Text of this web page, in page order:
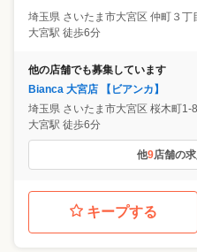
埼玉県 さいたま市大宮区 仲町３丁
大宮駅 徒歩6分
他の店舗でも募集しています
Bianca 大宮店 【ビアンカ】
埼玉県 さいたま市大宮区 桜木町1-
大宮駅 徒歩6分
他9店舗の
キープする